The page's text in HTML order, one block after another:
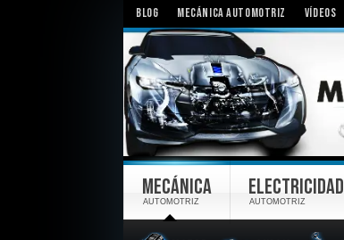
BLOG MECÁNICA AUTOMOTRIZ VÍDEOS
MECÁNICA
AUTOMOTRIZ
ELECTRICIDAD
AUTOMOTRIZ